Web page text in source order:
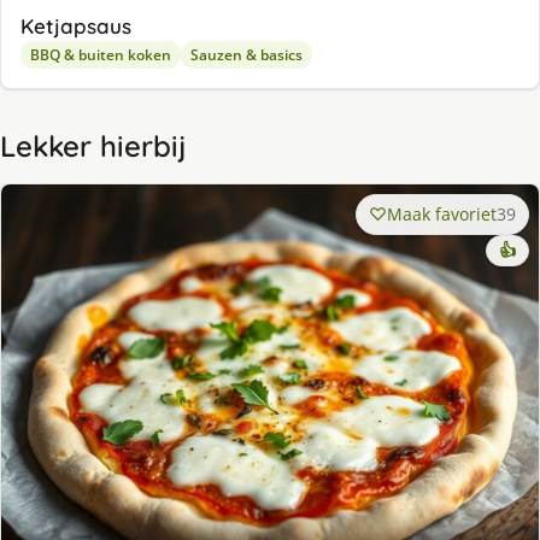
Ketjapsaus
BBQ & buiten koken Sauzen & basics
Lekker hierbij
Maak favoriet39
👍